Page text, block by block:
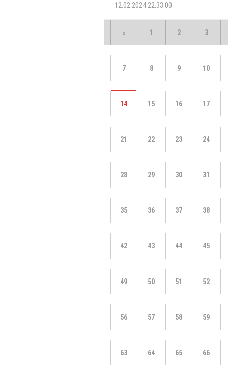
12.02.2024 22:33:00
« 1 2 3
7 8 9 10
14 15 16 17
21 22 23 24
28 29 30 31
35 36 37 38
42 43 44 45
49 50 51 52
56 57 58 59
63 64 65 66